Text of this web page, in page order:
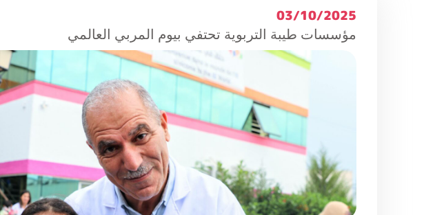
03/10/2025
مؤسسات طيبة التربوية تحتفي بيوم المربي العالمي